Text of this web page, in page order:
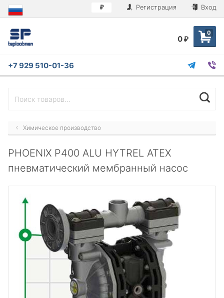
₽ Регистрация Вход
0
0 ₽
+7 929 510-01-36
Химическое производство
PHOENIX P400 ALU HYTREL ATEX
пневматический мембранный насос